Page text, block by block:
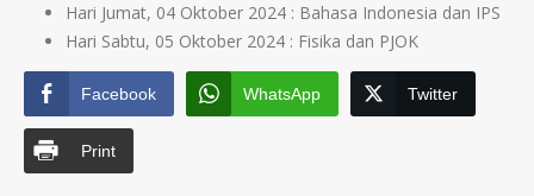
Hari Jumat, 04 Oktober 2024 : Bahasa Indonesia dan IPS
Hari Sabtu, 05 Oktober 2024 : Fisika dan PJOK
Facebook WhatsApp Twitter
Print